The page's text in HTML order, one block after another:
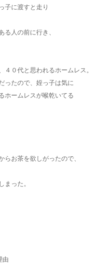
子に渡すと走り
人の前に行き、
０代と思われるホームレス。
ったので、姪っ子は気に
ホームレスが喉乾いてる
お茶を欲しがったので、
った。